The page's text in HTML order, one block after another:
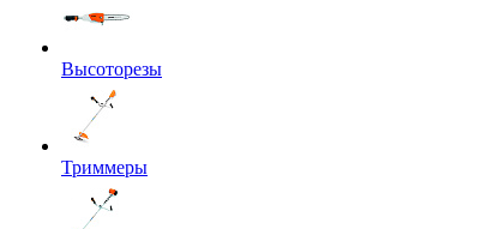
Высоторезы
Триммеры